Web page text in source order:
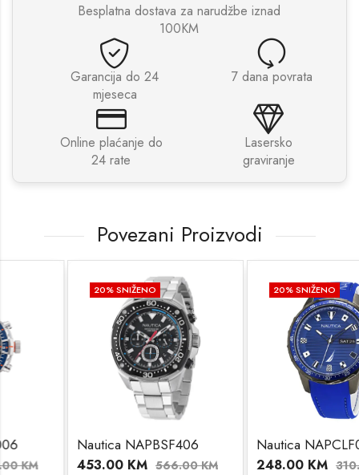
Besplatna dostava za narudžbe iznad
100KM
Garancija do 24
mjeseca
7 dana povrata
Online plaćanje do
24 rate
Lasersko
graviranje
Povezani Proizvodi
% SNIŽENO
Nautica NAPBSF406
453.00 KM 566.00 KM
% SNIŽENO
Nautica NAPCLF003
248.00KM 310.00 KM